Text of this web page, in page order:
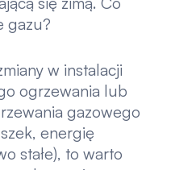
gazu?
w instalacji
ogrzewania lub
gazowego
energię
stałe), to warto